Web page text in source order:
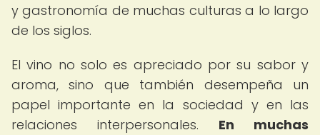
y gastronomía de muchas culturas a lo largo
de los siglos.
El vino no solo es apreciado por su sabor y
aroma, sino que también desempeña un
papel importante en la sociedad y en las
relaciones interpersonales. En muchas